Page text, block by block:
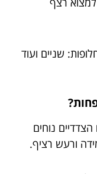
שניים ועוד
נוחים
ורעש רציף.